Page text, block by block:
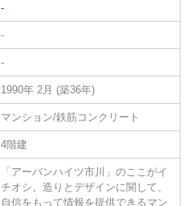
-
-
-
1990年 2月 (築36年)
マンション/鉄筋コンクリート
4階建
「アーバンハイツ市川」のここがイ
チオシ。造りとデザインに関して、
自信をもって情報を提供できるマン